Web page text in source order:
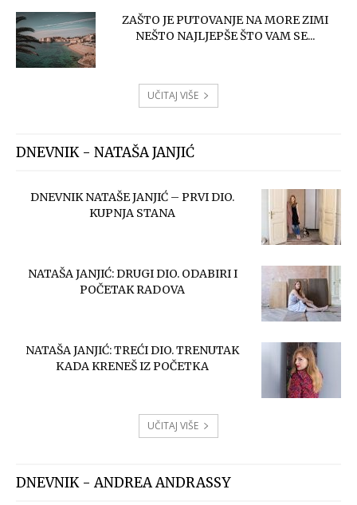
ZAŠTO JE PUTOVANJE NA MORE ZIMI
NEŠTO NAJLJEPŠE ŠTO VAM SE...
UČITAJ VIŠE
DNEVNIK - NATAŠA JANJIĆ
DNEVNIK NATAŠE JANJIĆ – PRVI DIO.
KUPNJA STANA
NATAŠA JANJIĆ: DRUGI DIO. ODABIRI I
POČETAK RADOVA
NATAŠA JANJIĆ: TREĆI DIO. TRENUTAK
KADA KRENEŠ IZ POČETKA
UČITAJ VIŠE
DNEVNIK - ANDREA ANDRASSY